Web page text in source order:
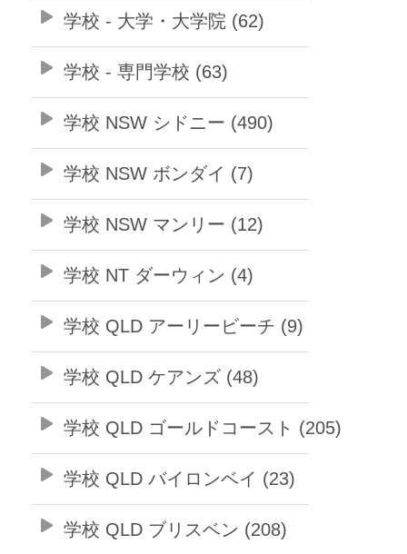
学校 - 大学・大学院 (62)
学校 - 専門学校 (63)
学校 NSW シドニー (490)
学校 NSW ボンダイ (7)
学校 NSW マンリー (12)
学校 NT ダーウィン (4)
学校 QLD アーリービーチ (9)
学校 QLD ケアンズ (48)
学校 QLD ゴールドコースト (205)
学校 QLD バイロンベイ (23)
学校 QLD ブリスベン (208)